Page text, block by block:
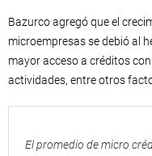
Bazurco agregó que el
microempresas se debió al
mayor acceso a créditos
actividades, entre otros
El promedio de micro